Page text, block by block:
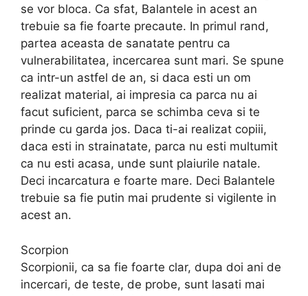
se vor bloca. Ca sfat, Balantele in acest an
trebuie sa fie foarte precaute. In primul rand,
partea aceasta de sanatate pentru ca
vulnerabilitatea, incercarea sunt mari. Se spune
ca intr-un astfel de an, si daca esti un om
realizat material, ai impresia ca parca nu ai
facut suficient, parca se schimba ceva si te
prinde cu garda jos. Daca ti-ai realizat copiii,
daca esti in strainatate, parca nu esti multumit
ca nu esti acasa, unde sunt plaiurile natale.
Deci incarcatura e foarte mare. Deci Balantele
trebuie sa fie putin mai prudente si vigilente in
acest an.
Scorpion
Scorpionii, ca sa fie foarte clar, dupa doi ani de
incercari, de teste, de probe, sunt lasati mai